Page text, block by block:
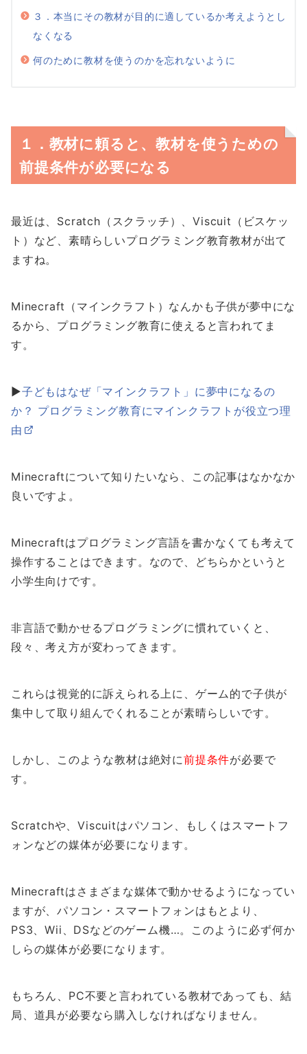
３．本当にその教材が目的に適しているか考えようとし
なくなる
何のために教材を使うのかを忘れないように
１．教材に頼ると、教材を使うための
前提条件が必要になる
最近は、Scratch（スクラッチ）、Viscuit（ビスケッ
ト）など、素晴らしいプログラミング教育教材が出て
ますね。
Minecraft（マインクラフト）なんかも子供が夢中にな
るから、プログラミング教育に使えると言われてま
す。
▶子どもはなぜ「マインクラフト」に夢中になるの
か？ プログラミング教育にマインクラフトが役立つ理
由
Minecraftについて知りたいなら、この記事はなかなか
良いですよ。
Minecraftはプログラミング言語を書かなくても考えて
操作することはできます。なので、どちらかというと
小学生向けです。
非言語で動かせるプログラミングに慣れていくと、
段々、考え方が変わってきます。
これらは視覚的に訴えられる上に、ゲーム的で子供が
集中して取り組んでくれることが素晴らしいです。
しかし、このような教材は絶対に前提条件が必要で
す。
Scratchや、Viscuitはパソコン、もしくはスマートフ
ォンなどの媒体が必要になります。
Minecraftはさまざまな媒体で動かせるようになってい
ますが、パソコン・スマートフォンはもとより、
PS3、Wii、DSなどのゲーム機…。このように必ず何か
しらの媒体が必要になります。
もちろん、PC不要と言われている教材であっても、結
局、道具が必要なら購入しなければなりません。